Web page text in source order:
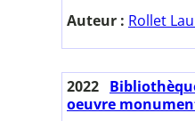
Auteur : Rollet
2022
oeuvre